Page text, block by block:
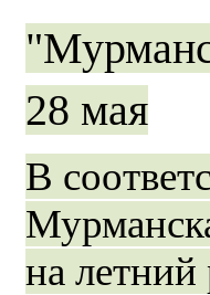
28 мая
В
на